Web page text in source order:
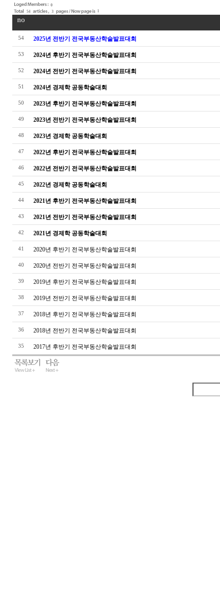
0
54
3 1
no
54 2025년 전반기 전국부동산학술발표대회
53 2024년 후반기 전국부동산학술발표대회
52 2024년 전반기 전국부동산학술발표대회
51 2024년 경제학 공동학술대회
50 2023년 후반기 전국부동산학술발표대회
49 2023년 전반기 전국부동산학술발표대회
48 2023년 경제학 공동학술대회
47 2022년 후반기 전국부동산학술발표대회
46 2022년 전반기 전국부동산학술발표대회
45 2022년 경제학 공동학술대회
44 2021년 후반기 전국부동산학술발표대회
43 2021년 전반기 전국부동산학술발표대회
42 2021년 경제학 공동학술대회
41 2020년 후반기 전국부동산학술발표대회
40 2020년 전반기 전국부동산학술발표대회
39 2019년 후반기 전국부동산학술발표대회
38 2019년 전반기 전국부동산학술발표대회
37 2018년 후반기 전국부동산학술발표대회
36 2018년 전반기 전국부동산학술발표대회
35 2017년 후반기 전국부동산학술발표대회